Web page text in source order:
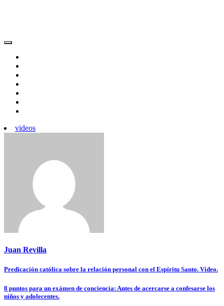
videos
Juan Revilla
Navegación
de
entradas
Predicación católica sobre la relación personal con el Espíritu Santo. Video.
8 puntos para un exámen de conciencia: Antes de acercarse a confesarse los
niños y adolecentes.